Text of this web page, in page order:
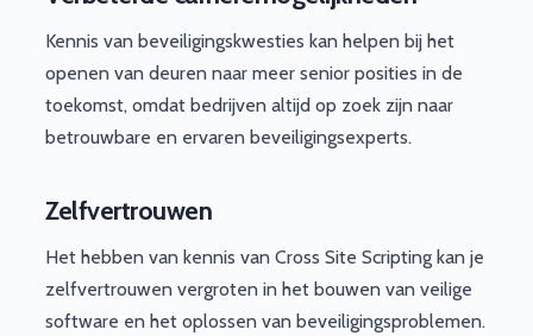
Kennis van beveiligingskwesties kan helpen bij het
openen van deuren naar meer senior posities in de
toekomst, omdat bedrijven altijd op zoek zijn naar
betrouwbare en ervaren beveiligingsexperts.
Zelfvertrouwen
Het hebben van kennis van Cross Site Scripting kan je
zelfvertrouwen vergroten in het bouwen van veilige
software en het oplossen van beveiligingsproblemen.